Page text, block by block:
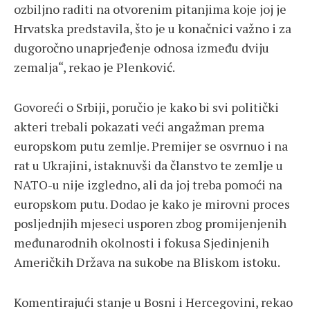
ozbiljno raditi na otvorenim pitanjima koje joj je
Hrvatska predstavila, što je u konačnici važno i za
dugoročno unaprjeđenje odnosa između dviju
zemalja“, rekao je Plenković.
Govoreći o Srbiji, poručio je kako bi svi politički
akteri trebali pokazati veći angažman prema
europskom putu zemlje. Premijer se osvrnuo i na
rat u Ukrajini, istaknuvši da članstvo te zemlje u
NATO-u nije izgledno, ali da joj treba pomoći na
europskom putu. Dodao je kako je mirovni proces
posljednjih mjeseci usporen zbog promijenjenih
međunarodnih okolnosti i fokusa Sjedinjenih
Američkih Država na sukobe na Bliskom istoku.
Komentirajući stanje u Bosni i Hercegovini, rekao